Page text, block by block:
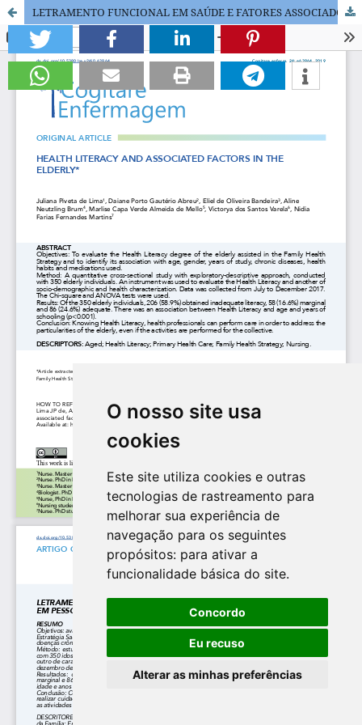
O nosso site usa
cookies
Este site utiliza cookies e outras
tecnologias de rastreamento para
melhorar sua experiência de
navegação para os seguintes
propósitos: para ativar a
funcionalidade básica do site.
Concordo
Eu recuso
Alterar as minhas preferências
LETRAMENTO FUNCIONAL EM SAÚDE E FATORES ASSOCIADOS EM PESSOAS IDOSAS